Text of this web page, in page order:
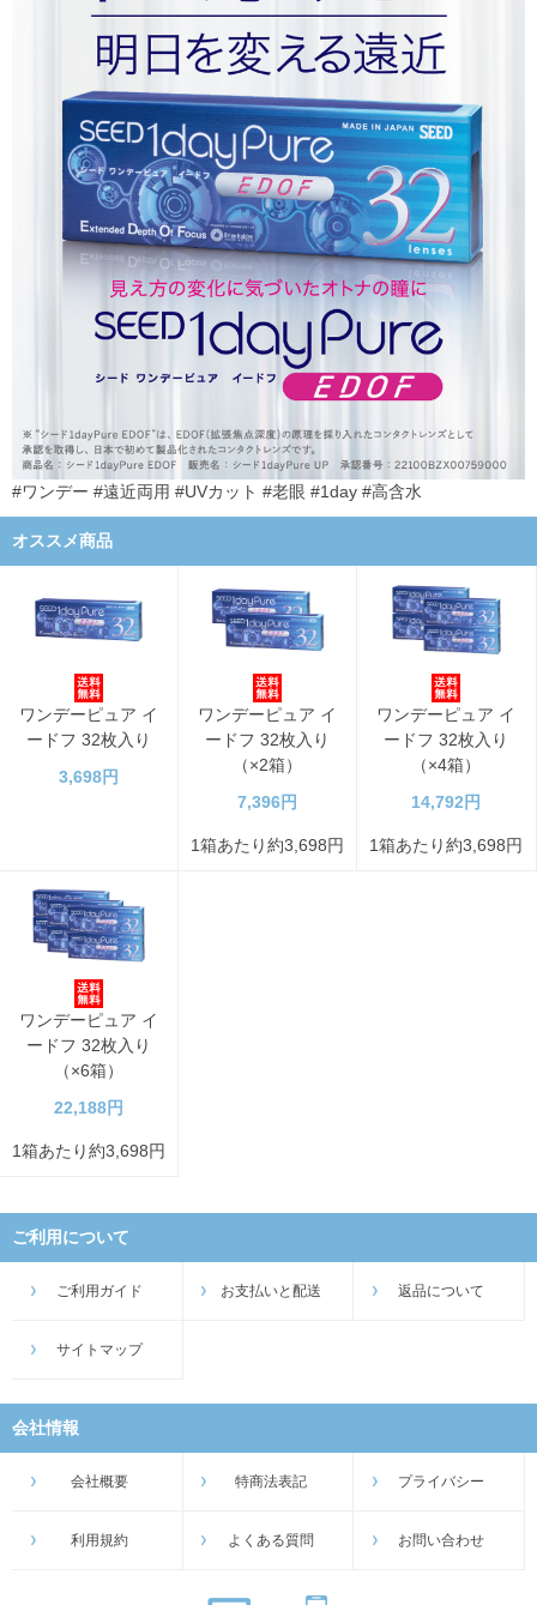
#ワンデー #遠近両用 #UVカット #老眼 #1day #高含水
オススメ商品
ワンデーピュア イ
ードフ 32枚入り
3,698円
ワンデーピュア イ
ードフ 32枚入り
（×2箱）
7,396円
1箱あたり約3,698円
ワンデーピュア イ
ードフ 32枚入り
（×4箱）
14,792円
1箱あたり約3,698円
ワンデーピュア イ
ードフ 32枚入り
（×6箱）
22,188円
1箱あたり約3,698円
ご利用について
ご利用ガイド お支払いと配送 返品について
サイトマップ
会社情報
会社概要 特商法表記 プライバシー
利用規約 よくある質問 お問い合わせ